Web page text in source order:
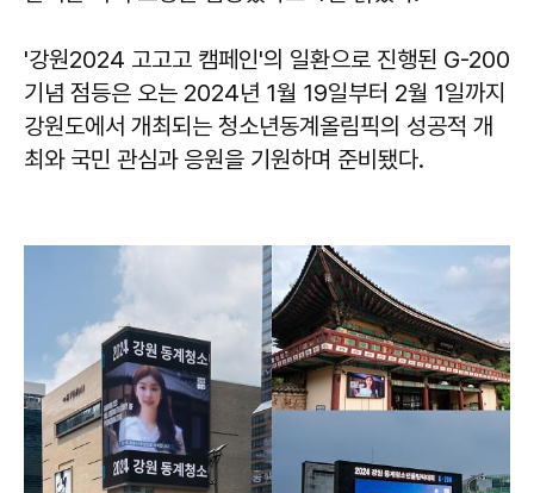
'강원2024 고고고 캠페인'의 일환으로 진행된 G-200
기념 점등은 오는 2024년 1월 19일부터 2월 1일까지
강원도에서 개최되는 청소년동계올림픽의 성공적 개
최와 국민 관심과 응원을 기원하며 준비됐다.